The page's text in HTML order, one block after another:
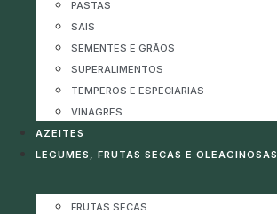
PASTAS
SAIS
SEMENTES E GRÃOS
SUPERALIMENTOS
TEMPEROS E ESPECIARIAS
VINAGRES
AZEITES
LEGUMES, FRUTAS SECAS E OLEAGINOSAS
FRUTAS SECAS